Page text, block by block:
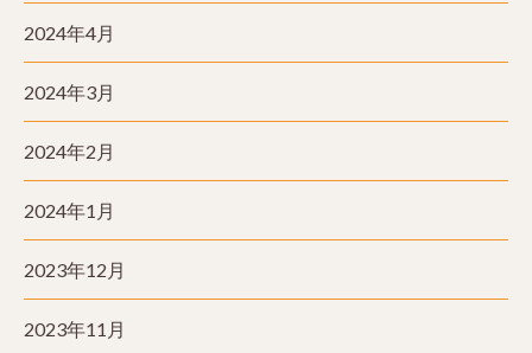
2024年4月
2024年3月
2024年2月
2024年1月
2023年12月
2023年11月